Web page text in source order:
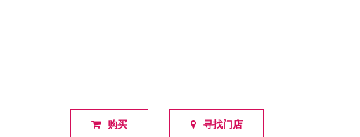
寻找门店
购买